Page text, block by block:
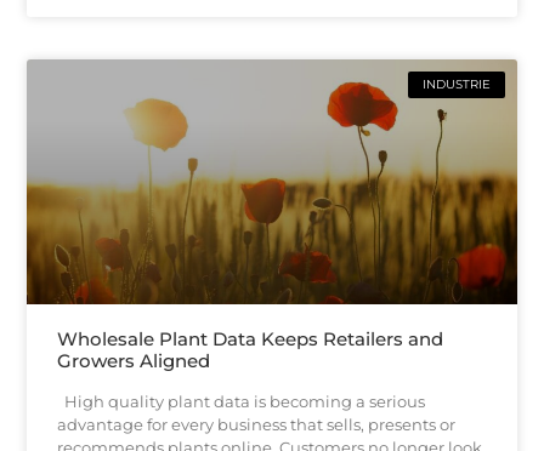
INDUSTRIE
Wholesale Plant Data Keeps Retailers and
Growers Aligned
High quality plant data is becoming a serious
advantage for every business that sells, presents or
recommends plants online. Customers no longer look